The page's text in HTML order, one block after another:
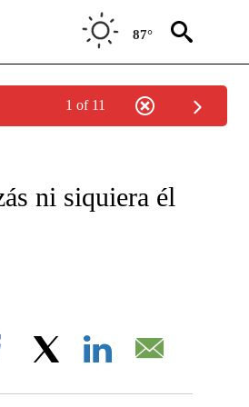
87°
1 of 11
"CNN - SPANISH".
ni siquiera él
Facebook